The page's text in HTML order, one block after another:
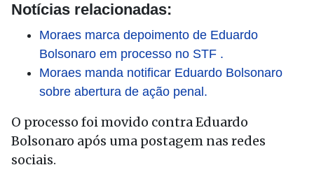
Notícias relacionadas:
Moraes marca depoimento de Eduardo
Bolsonaro em processo no STF .
Moraes manda notificar Eduardo Bolsonaro
sobre abertura de ação penal.
O processo foi movido contra Eduardo
Bolsonaro após uma postagem nas redes
sociais.